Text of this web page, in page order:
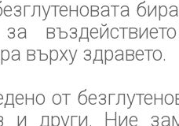
върху здравето.
от
и други. Ние